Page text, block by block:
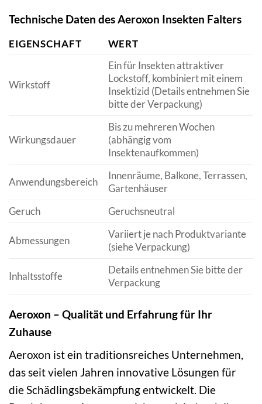
Technische Daten des Aeroxon Insekten Falters
EIGENSCHAFT WERT
Wirkstoff
Ein für Insekten attraktiver
Lockstoff, kombiniert mit einem
Insektizid (Details entnehmen Sie
bitte der Verpackung)
Wirkungsdauer
Bis zu mehreren Wochen
(abhängig vom
Insektenaufkommen)
Anwendungsbereich
Innenräume, Balkone, Terrassen,
Gartenhäuser
Geruch
Geruchsneutral
Abmessungen
Variiert je nach Produktvariante
(siehe Verpackung)
Inhaltsstoffe
Details entnehmen Sie bitte der
Verpackung
Aeroxon – Qualität und Erfahrung für Ihr
Zuhause
Aeroxon ist ein traditionsreiches Unternehmen,
das seit vielen Jahren innovative Lösungen für
die Schädlingsbekämpfung entwickelt. Die